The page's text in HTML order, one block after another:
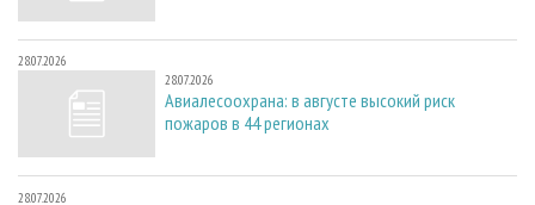
28.07.2026
28.07.2026
Авиалесоохрана: в августе высокий риск
пожаров в 44 регионах
28.07.2026